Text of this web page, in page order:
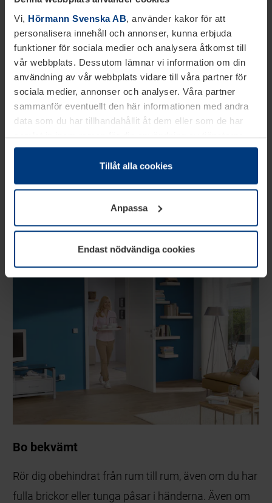
Vi, Hörmann Svenska AB, använder kakor för att
personalisera innehåll och annonser, kunna erbjuda
funktioner för sociala medier och analysera åtkomst till
vår webbplats. Dessutom lämnar vi information om din
användning av vår webbplats vidare till våra partner för
sociala medier, annonser och analyser. Våra partner
sammanför eventuellt den här informationen med andra
data som du har tillhandahållit åt dem eller som de har
samlat in inom ramen för din användning av tjänsterna.
Juridiskt kan vi lagra kakor på din enhet, om de är
absolut nödvändiga för driften av den här webbplatsen.
godkännande kan du när som helst ändra eller återkalla i
informationen om kakor underDataskyddsförklaring
vår webbplats.
Tillåt alla cookies
Anpassa
Endast nödvändiga cookies
hjälp av andra.
Bo bekvämt
Rör dig obehindrat från rum till rum, även om du har
fulla brickor eller tunga påsar i händerna. Även om